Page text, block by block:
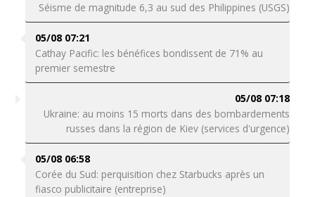
Séisme de magnitude 6,3 au sud des Philippines (USGS)
05/08 07:21
Cathay Pacific: les bénéfices bondissent de 71% au
premier semestre
05/08 07:18
Ukraine: au moins 15 morts dans des bombardements
russes dans la région de Kiev (services d'urgence)
05/08 06:58
Corée du Sud: perquisition chez Starbucks après un
fiasco publicitaire (entreprise)